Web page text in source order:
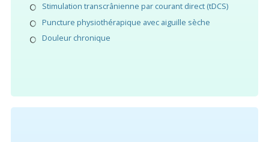
Stimulation transcrânienne par courant direct (tDCS)
Puncture physiothérapique avec aiguille sèche
Douleur chronique